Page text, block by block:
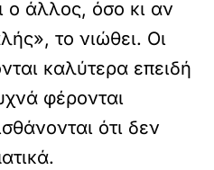
ο άλλος, όσο κι αν
το νιώθει. Οι
καλύτερα επειδή
φέρονται
ότι δεν